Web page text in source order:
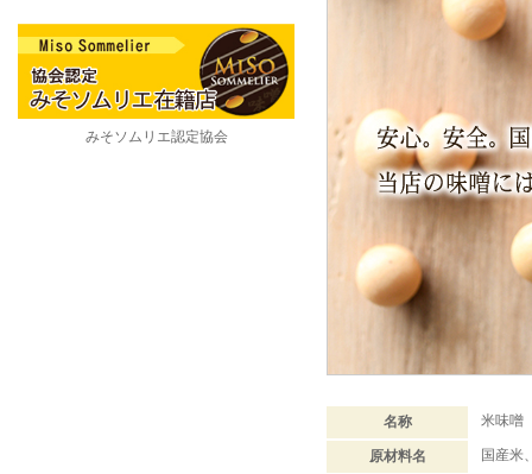
名称 米味噌
原材料名 国産米
みそソムリエ認定協会